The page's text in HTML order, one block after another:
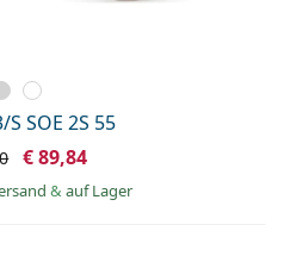
SOE 2S 55
€ 89,84
& auf Lager